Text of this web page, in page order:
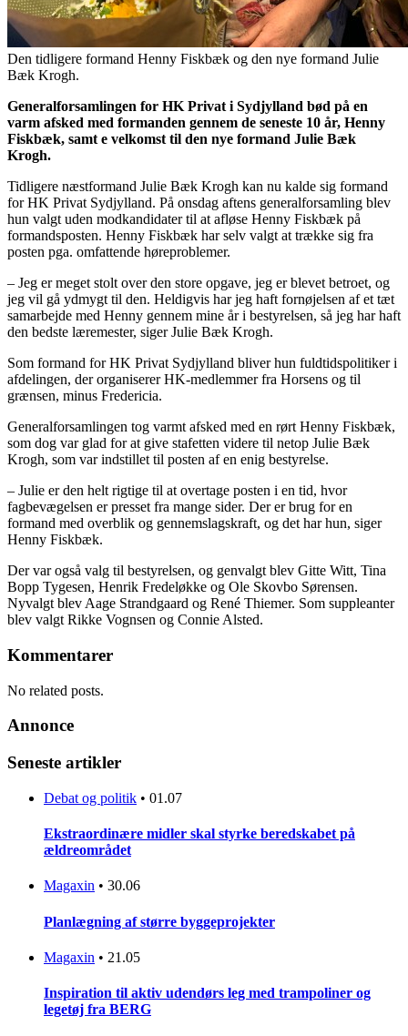
Den tidligere formand Henny Fiskbæk og den nye formand Julie
Bæk Krogh.
Generalforsamlingen for HK Privat i Sydjylland bød på en
varm afsked med formanden gennem de seneste 10 år, Henny
Fiskbæk, samt e velkomst til den nye formand Julie Bæk
Krogh.
Tidligere næstformand Julie Bæk Krogh kan nu kalde sig formand
for HK Privat Sydjylland. På onsdag aftens generalforsamling blev
hun valgt uden modkandidater til at afløse Henny Fiskbæk på
formandsposten. Henny Fiskbæk har selv valgt at trække sig fra
posten pga. omfattende høreproblemer.
– Jeg er meget stolt over den store opgave, jeg er blevet betroet, og
jeg vil gå ydmygt til den. Heldigvis har jeg haft fornøjelsen af et tæt
samarbejde med Henny gennem mine år i bestyrelsen, så jeg har haft
den bedste læremester, siger Julie Bæk Krogh.
Som formand for HK Privat Sydjylland bliver hun fuldtidspolitiker i
afdelingen, der organiserer HK-medlemmer fra Horsens og til
grænsen, minus Fredericia.
Generalforsamlingen tog varmt afsked med en rørt Henny Fiskbæk,
som dog var glad for at give stafetten videre til netop Julie Bæk
Krogh, som var indstillet til posten af en enig bestyrelse.
– Julie er den helt rigtige til at overtage posten i en tid, hvor
fagbevægelsen er presset fra mange sider. Der er brug for en
formand med overblik og gennemslagskraft, og det har hun, siger
Henny Fiskbæk.
Der var også valg til bestyrelsen, og genvalgt blev Gitte Witt, Tina
Bopp Tygesen, Henrik Fredeløkke og Ole Skovbo Sørensen.
Nyvalgt blev Aage Strandgaard og René Thiemer. Som suppleanter
blev valgt Rikke Vognsen og Connie Alsted.
Kommentarer
No related posts.
Annonce
Seneste artikler
Debat og politik • 01.07
Ekstraordinære midler skal styrke beredskabet på
ældreområdet
Magaxin • 30.06
Planlægning af større byggeprojekter
Magaxin • 21.05
Inspiration til aktiv udendørs leg med trampoliner og
legetøj fra BERG